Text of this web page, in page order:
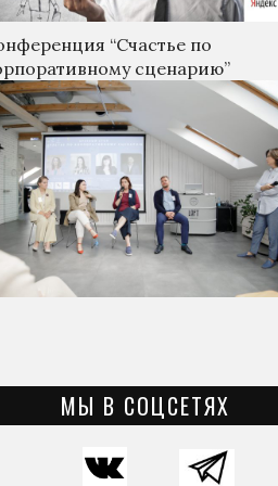
“Счастье по
сценарию”
МЫ В СОЦСЕТЯХ